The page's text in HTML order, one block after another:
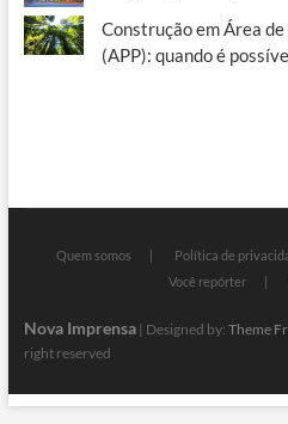
Construção em Área
(APP): quando é
Quem somos Política de
Você repórter
Nova Imprensa| Designed by: Theme
right reserved